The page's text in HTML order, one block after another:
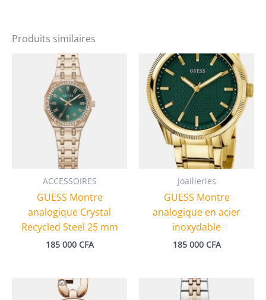
Produits similaires
ACCESSOIRES
GUESS Montre
analogique Crystal
Recycled Steel 25 mm
185 000 CFA
Joailleries
GUESS Montre
analogique en acier
inoxydable
185 000 CFA